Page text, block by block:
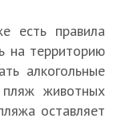
есть правила
на территорию
алкогольные
животных
оставляет
0
л
у
ч
ш
а
ц
и
о
н
п
1
0
П